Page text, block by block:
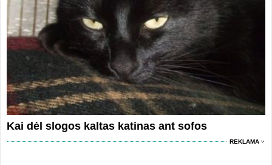
Kai dėl slogos kaltas katinas ant sofos
REKLAMA